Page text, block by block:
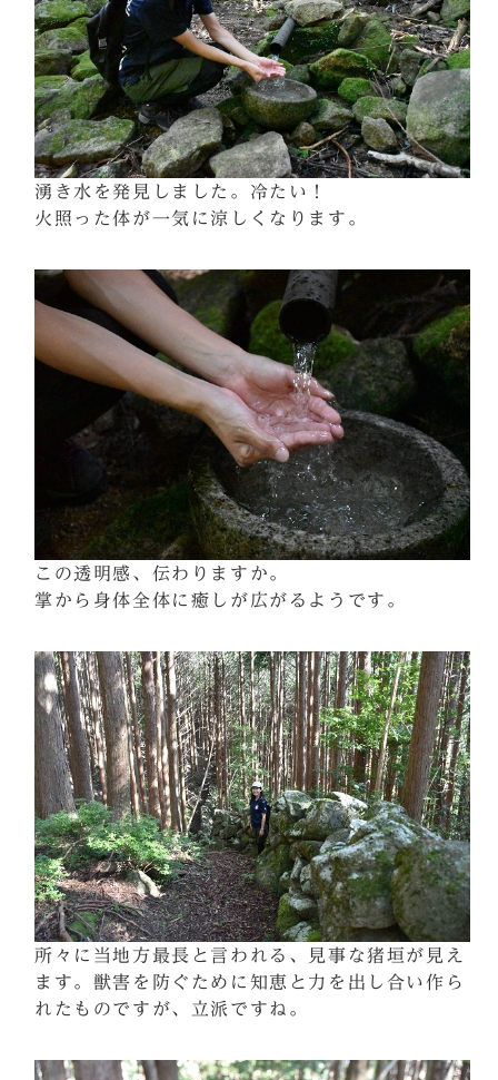
湧き水を発見しました。冷たい！
火照った体が一気に涼しくなります。
この透明感、伝わりますか。
掌から身体全体に癒しが広がるようです。
所々に当地方最長と言われる、見事な猪垣が見え
ます。獣害を防ぐために知恵と力を出し合い作ら
れたものですが、立派ですね。